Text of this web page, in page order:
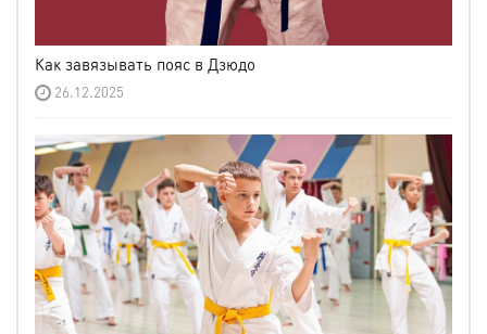
Как завязывать пояс в Дзюдо
26.12.2025